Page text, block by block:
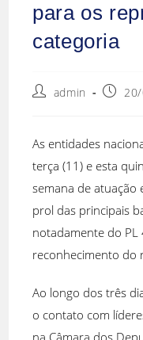
para os
categoria
admin
As entidades
terça (11) e esta
semana de atuação
prol das principais
notadamente do
reconhecimento do
Ao longo dos três
o contato com